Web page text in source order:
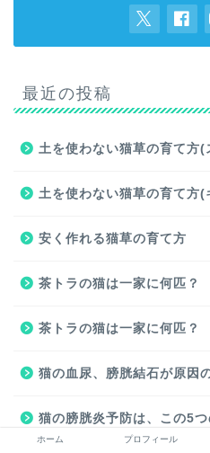
最近の投稿
土を使わない猫草の育て方
土を使わない猫草の育て方(
安く作れる猫草の育て方
茶トラの猫は一家に何匹？
茶トラの猫は一家に何匹？
猫の血尿、膀胱結石が原因
猫の膀胱炎予防は、この5
ホーム プロフィール